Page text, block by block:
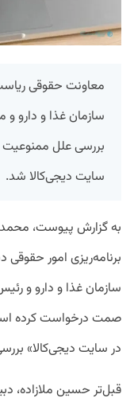
معاونت حقوقی
سازمان غذا و دارو و
بررسی علل
سایت دیجی‌کالا شد.
به گزارش پیوست،
برنامه‌ریزی امور حقوقی
سازمان غذا و دارو و
صمت درخواست کرده
در سایت دیجی‌کالا»
قبل‌تر حسین ملازاده‌،